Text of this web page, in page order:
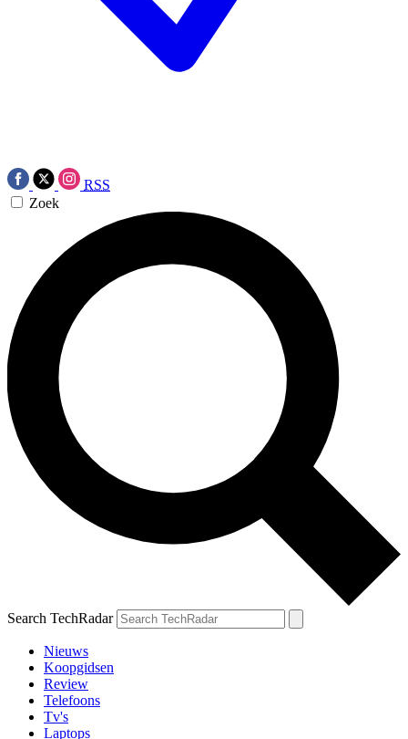
RSS
Zoek
Search TechRadar
Nieuws
Koopgidsen
Review
Telefoons
Tv's
Laptops